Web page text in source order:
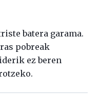
batera garama.
pobreak
ez beren